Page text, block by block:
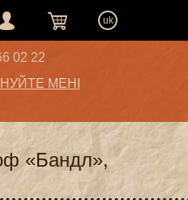
uk
02 22
МЕНІ
«Бандл»,